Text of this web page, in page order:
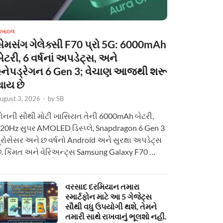
ગેલેક્સી F70 પ્રો 5G: 6000mAh
6 વર્ષનાં અપડેટ્સ, અને
6 Gen 3; વેચાણ આજથી શરૂ
છે
3, 2026 - bySB
સૌથી મોટી ખાસિયત તેની 6000mAh બેટરી,
સુપર AMOLED ડિસ્પ્લે, Snapdragon 6 Gen 3
અને છ વર્ષનો Android અને સુરક્ષા અપડેટ્સ
કિંમત અને વેરિઅન્ટ્સ Samsung Galaxy F70 …
વરસાદ દરમિયાન તમારા
સ્માર્ટફોન માટે આ 5 ગેજેટ્સ
સૌથી વધુ ઉપયોગી થશે, તેમને
તમારી સાથે રાખવાનું ભૂલશો નહીં.